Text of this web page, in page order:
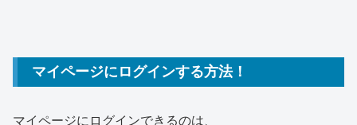
マイページにログインする方法！
マイページにログインできるのは、